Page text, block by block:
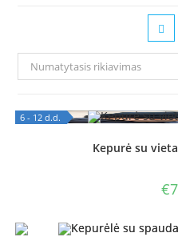
Numatytasis rikiavimas
6 - 12 d.d.
Kepurė su
€